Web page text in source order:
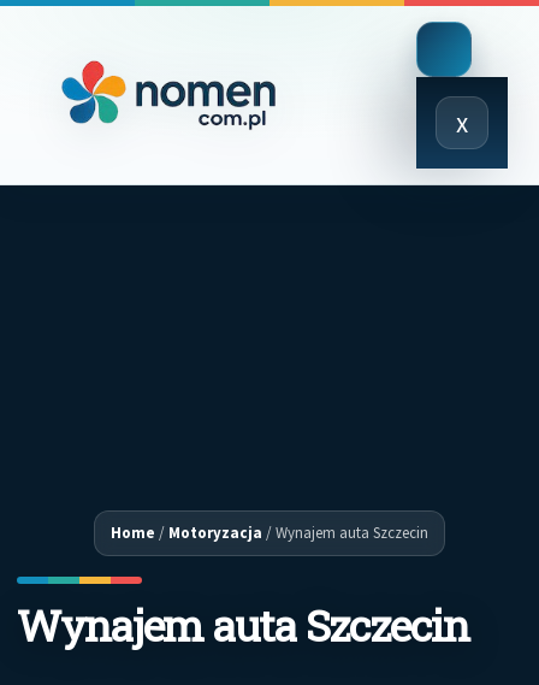
x
Close
Menu
Home / Motoryzacja /Wynajem auta Szczecin
Wynajem auta Szczecin